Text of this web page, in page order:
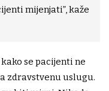
mijenjati”, kaže
se pacijenti ne
zdravstvenu uslugu.